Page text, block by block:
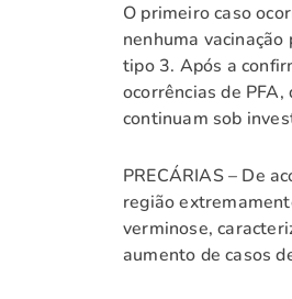
O primeiro caso
nenhuma
tipo 3. Após a
ocorrências de
continuam sob
PRECÁRIAS – De
região
verminose,
aumento de casos